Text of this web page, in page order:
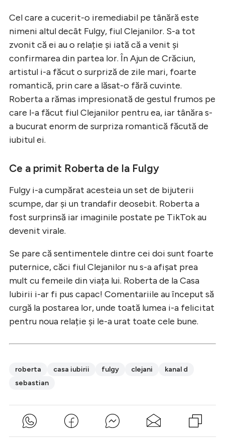
Cel care a cucerit-o iremediabil pe tânără este
nimeni altul decât Fulgy, fiul Clejanilor. S-a tot
zvonit că ei au o relație și iată că a venit și
confirmarea din partea lor. În Ajun de Crăciun,
artistul i-a făcut o surpriză de zile mari, foarte
romantică, prin care a lăsat-o fără cuvinte.
Roberta a rămas impresionată de gestul frumos pe
care l-a făcut fiul Clejanilor pentru ea, iar tânăra s-
a bucurat enorm de surpriza romantică făcută de
iubitul ei.
Ce a primit Roberta de la Fulgy
Fulgy i-a cumpărat acesteia un set de bijuterii
scumpe, dar și un trandafir deosebit. Roberta a
fost surprinsă iar imaginile postate pe TikTok au
devenit virale.
Se pare că sentimentele dintre cei doi sunt foarte
puternice, căci fiul Clejanilor nu s-a afișat prea
mult cu femeile din viața lui. Roberta de la Casa
Iubirii i-ar fi pus capac! Comentariile au început să
curgă la postarea lor, unde toată lumea i-a felicitat
pentru noua relație și le-a urat toate cele bune.
roberta casa iubirii fulgy clejani
kanal d
sebastian